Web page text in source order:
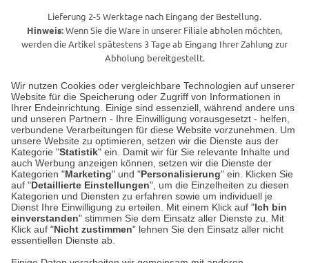
Wir nutzen Cookies oder vergleichbare Technologien auf unserer
Website für die Speicherung oder Zugriff von Informationen in
Ihrer Endeinrichtung. Einige sind essenziell, während andere uns
und unseren Partnern - Ihre Einwilligung vorausgesetzt - helfen,
verbundene Verarbeitungen für diese Website vorzunehmen. Um
unsere Website zu optimieren, setzen wir die Dienste aus der
Kategorie "Statistik" ein. Damit wir für Sie relevante Inhalte und
auch Werbung anzeigen können, setzen wir die Dienste der
Kategorien "Marketing" und "Personalisierung" ein. Klicken Sie
auf "Detaillierte Einstellungen", um die Einzelheiten zu diesen
Kategorien und Diensten zu erfahren sowie um individuell je
Dienst Ihre Einwilligung zu erteilen. Mit einem Klick auf "Ich bin
einverstanden" stimmen Sie dem Einsatz aller Dienste zu. Mit
Klick auf "Nicht zustimmen" lehnen Sie den Einsatz aller nicht
essentiellen Dienste ab.
Lieferung 2-5 Werktage nach Eingang der Bestellung.
Hinweis:Wenn Sie die Ware in unserer Filiale abholen möchten,
werden die Artikel spätestens 3 Tage ab Eingang Ihrer Zahlung zur
Abholung bereitgestellt.
Unser Geschäft in Meckenheim
Auf dem Steinbüchel 6
53340 Meckenheim
Montag bis Samstag 9:00 Uhr bis 18:00 Uhr
weitere Information
Hier finden Sie uns im Netz